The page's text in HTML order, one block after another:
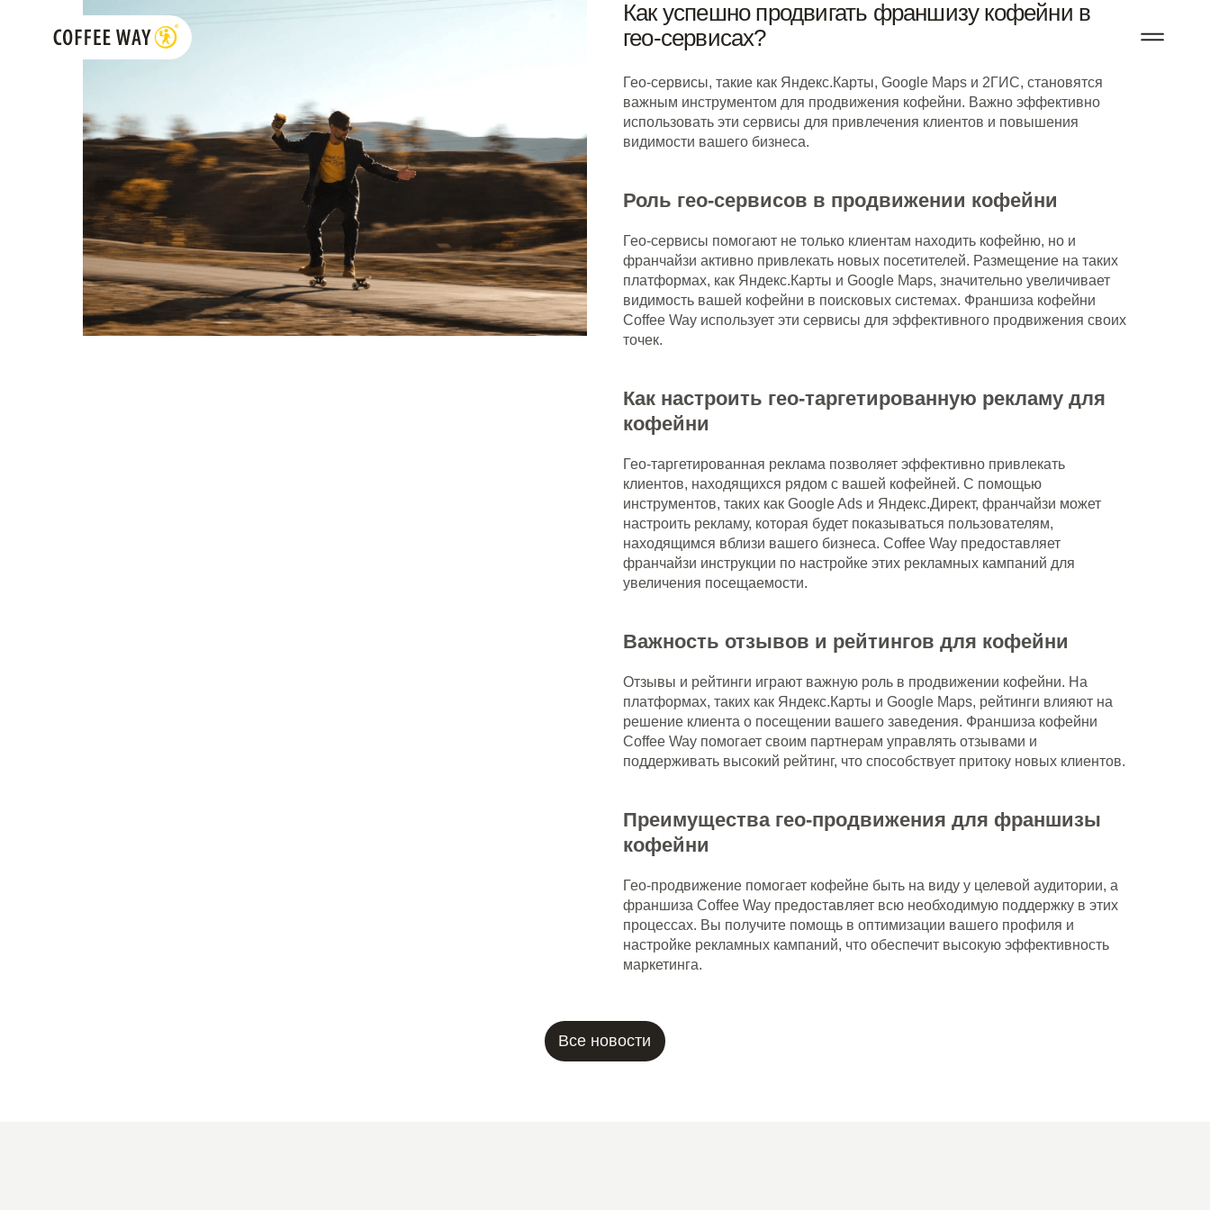
Как успешно продвигать франшизу кофейни в
гео-сервисах?
Гео-сервисы, такие как Яндекс.Карты, Google Maps и 2ГИС, становятся
важным инструментом для продвижения кофейни. Важно эффективно
использовать эти сервисы для привлечения клиентов и повышения
видимости вашего бизнеса.
Роль гео-сервисов в продвижении кофейни
Гео-сервисы помогают не только клиентам находить кофейню, но и
франчайзи активно привлекать новых посетителей. Размещение на таких
платформах, как Яндекс.Карты и Google Maps, значительно увеличивает
видимость вашей кофейни в поисковых системах. Франшиза кофейни
Coffee Way использует эти сервисы для эффективного продвижения своих
точек.
Как настроить гео-таргетированную рекламу для
кофейни
Гео-таргетированная реклама позволяет эффективно привлекать
клиентов, находящихся рядом с вашей кофейней. С помощью
инструментов, таких как Google Ads и Яндекс.Директ, франчайзи может
настроить рекламу, которая будет показываться пользователям,
находящимся вблизи вашего бизнеса. Coffee Way предоставляет
франчайзи инструкции по настройке этих рекламных кампаний для
увеличения посещаемости.
Важность отзывов и рейтингов для кофейни
Отзывы и рейтинги играют важную роль в продвижении кофейни. На
платформах, таких как Яндекс.Карты и Google Maps, рейтинги влияют на
решение клиента о посещении вашего заведения. Франшиза кофейни
Coffee Way помогает своим партнерам управлять отзывами и
поддерживать высокий рейтинг, что способствует притоку новых клиентов.
Преимущества гео-продвижения для франшизы
кофейни
Гео-продвижение помогает кофейне быть на виду у целевой аудитории, а
франшиза Coffee Way предоставляет всю необходимую поддержку в этих
процессах. Вы получите помощь в оптимизации вашего профиля и
настройке рекламных кампаний, что обеспечит высокую эффективность
маркетинга.